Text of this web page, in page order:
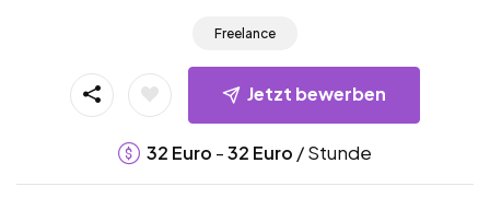
Freelance
Jetzt bewerben
32 Euro -32 Euro / Stunde